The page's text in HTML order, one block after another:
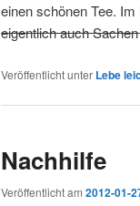
einen schönen Tee.
eigentlich auch
Veröffentlicht unter Lebe
Nachhilfe
Veröffentlicht am 2012-01-